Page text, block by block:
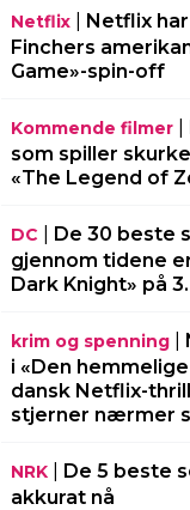
Netflix| Netflix
Finchers
Game»-spin-off
Kommende filmer|
som spiller
«The Legend of
DC
De 30 beste
gjennom tidene
Dark Knight» på
krim og spenning|
i «Den
dansk Netflix-
stjerner nærmer
NRK| De 5 beste
akkurat nå